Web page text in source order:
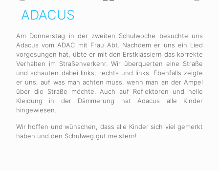
ADACUS
Am Donnerstag in der zweiten Schulwoche besuchte uns
Adacus vom ADAC mit Frau Abt. Nachdem er uns ein Lied
vorgesungen hat, übte er mit den Erstklässlern das korrekte
Verhalten im Straßenverkehr. Wir überquerten eine Straße
und schauten dabei links, rechts und links. Ebenfalls zeigte
er uns, auf was man achten muss, wenn man an der Ampel
über die Straße möchte. Auch auf Reflektoren und helle
Kleidung in der Dämmerung hat Adacus alle Kinder
hingewiesen.
Wir hoffen und wünschen, dass alle Kinder sich viel gemerkt
haben und den Schulweg gut meistern!